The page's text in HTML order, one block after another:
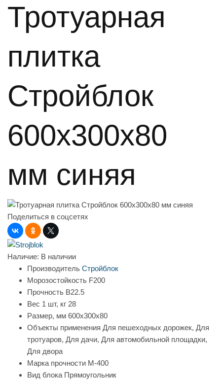
Тротуарная
плитка
Стройблок
600x300x80
мм синяя
Поделиться в соцсетях
Наличие: В наличии
Производитель Стройблок
Морозостойкость F200
Прочность B22.5
Вес 1 шт, кг 28
Размер, мм 600x300x80
Объекты применения Для пешеходных дорожек, Для
тротуаров, Для дачи, Для автомобильной площадки,
Для двора
Марка прочности М-400
Вид блока Прямоугольник